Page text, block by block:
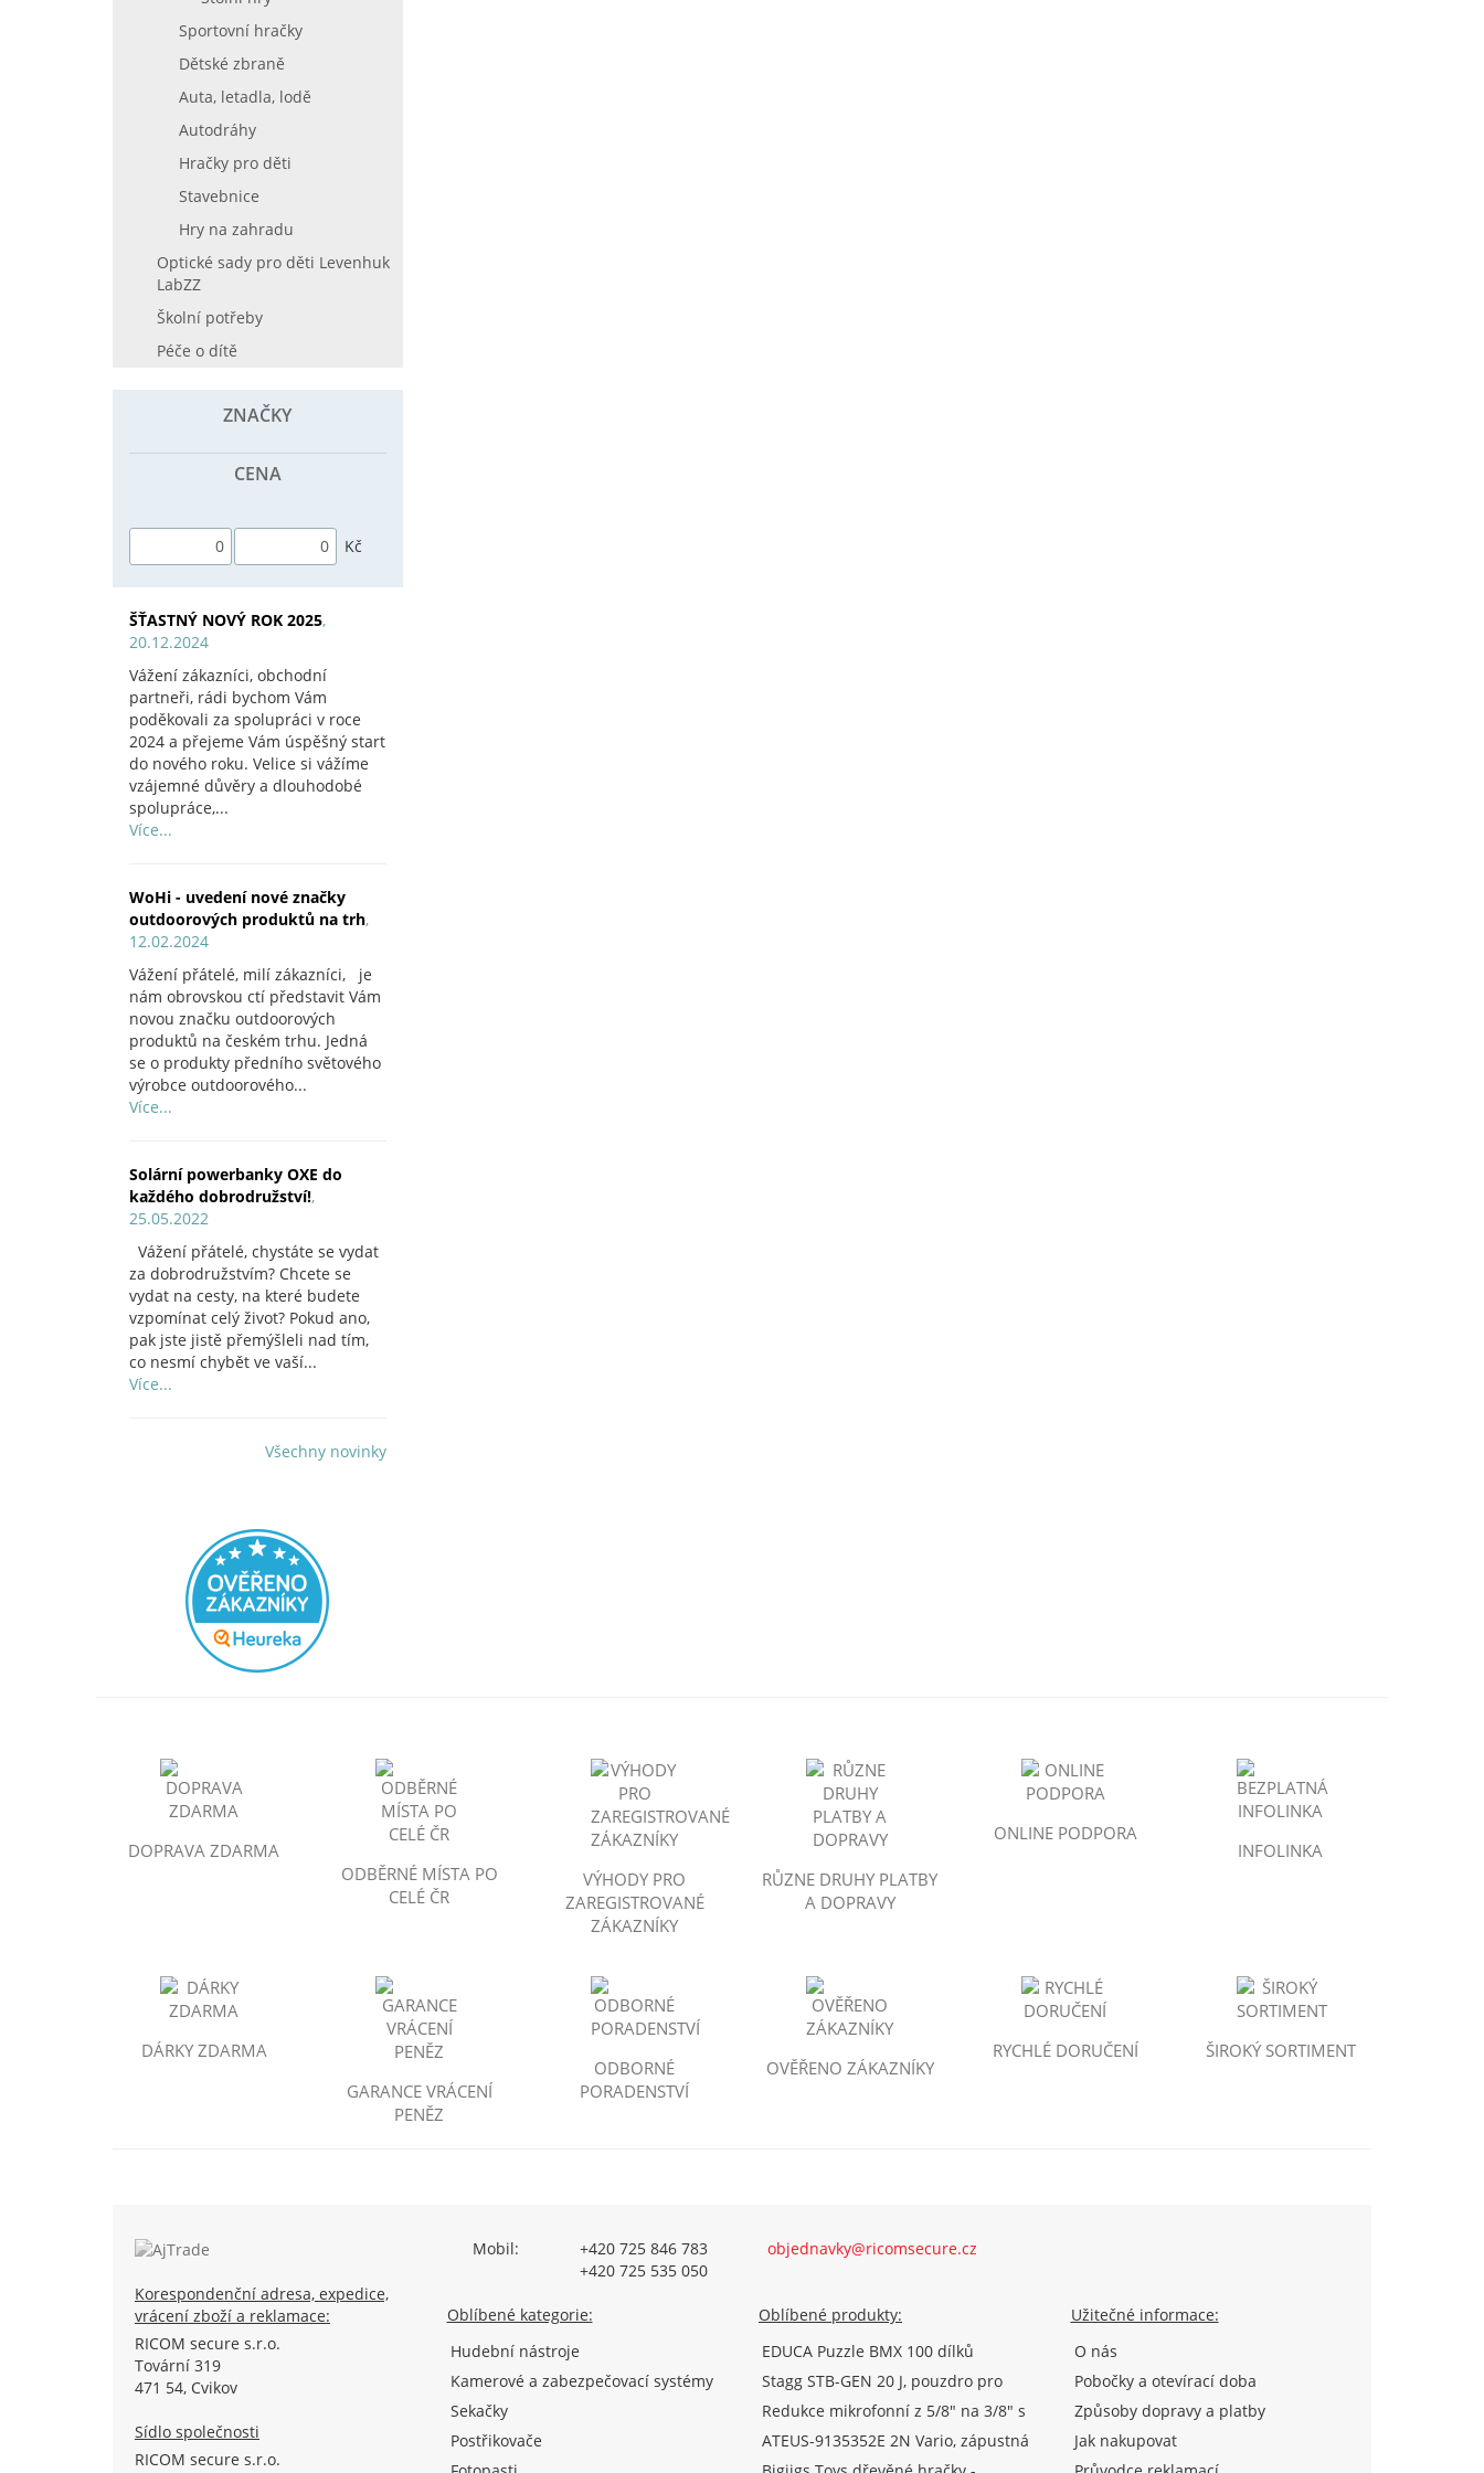
Sportovní hračky
Dětské zbraně
Auta, letadla, lodě
Autodráhy
Hračky pro děti
Stavebnice
Hry na zahradu
Optické sady pro děti Levenhuk
LabZZ
Školní potřeby
Péče o dítě
ZNAČKY
CENA
Kč
ŠŤASTNÝ NOVÝ ROK 2025,
20.12.2024
Vážení zákazníci, obchodní
partneři, rádi bychom Vám
poděkovali za spolupráci v roce
2024 a přejeme Vám úspěšný start
do nového roku. Velice si vážíme
vzájemné důvěry a dlouhodobé
spolupráce,...
Více...
WoHi - uvedení nové značky
outdoorových produktů na trh,
12.02.2024
Vážení přátelé, milí zákazníci, je
nám obrovskou ctí představit Vám
novou značku outdoorových
produktů na českém trhu. Jedná
se o produkty předního světového
výrobce outdoorového...
Více...
Solární powerbanky OXE do
každého dobrodružství!,
25.05.2022
Vážení přátelé, chystáte se vydat
za dobrodružstvím? Chcete se
vydat na cesty, na které budete
vzpomínat celý život? Pokud ano,
pak jste jistě přemýšleli nad tím,
co nesmí chybět ve vaší...
Více...
Všechny novinky
DOPRAVA ZDARMA
ODBĚRNÉ MÍSTA PO
CELÉ ČR
VÝHODY PRO
ZAREGISTROVANÉ
ZÁKAZNÍKY
RŮZNE DRUHY PLATBY
A DOPRAVY
ONLINE PODPORA
INFOLINKA
DÁRKY ZDARMA
GARANCE VRÁCENÍ
PENĚZ
ODBORNÉ
PORADENSTVÍ
OVĚŘENO ZÁKAZNÍKY
RYCHLÉ DORUČENÍ ŠIROKÝ SORTIMENT
Korespondenční adresa, expedice,
vrácení zboží a reklamace:
RICOM secure s.r.o.
Tovární 319
471 54, Cvikov
Sídlo společnosti
RICOM secure s.r.o.
Mobil:
+420 725 846 783
+420 725 535 050
Oblíbené kategorie:
Hudební nástroje
Kamerové a zabezpečovací systémy
Sekačky
Postřikovače
objednavky@ricomsecure.cz
Oblíbené produkty:
EDUCA Puzzle BMX 100 dílků
Stagg STB-GEN 20 J, pouzdro pro
akustickou kytaru
Redukce mikrofonní z 5/8" na 3/8" s
adaptérem
ATEUS-9135352E 2N Vario, zápustná
krabice pro 2 moduly (Analog/IP)
Užitečné informace:
O nás
Pobočky a otevírací doba
Způsoby dopravy a platby
Jak nakupovat